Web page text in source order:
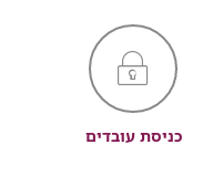
כניסת עובדים